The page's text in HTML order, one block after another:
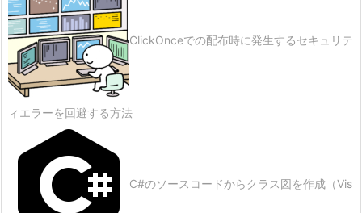
ClickOnceでの配布時に発生するセキュリテ
ィエラーを回避する方法
C#のソースコードからクラス図を作成（Vis